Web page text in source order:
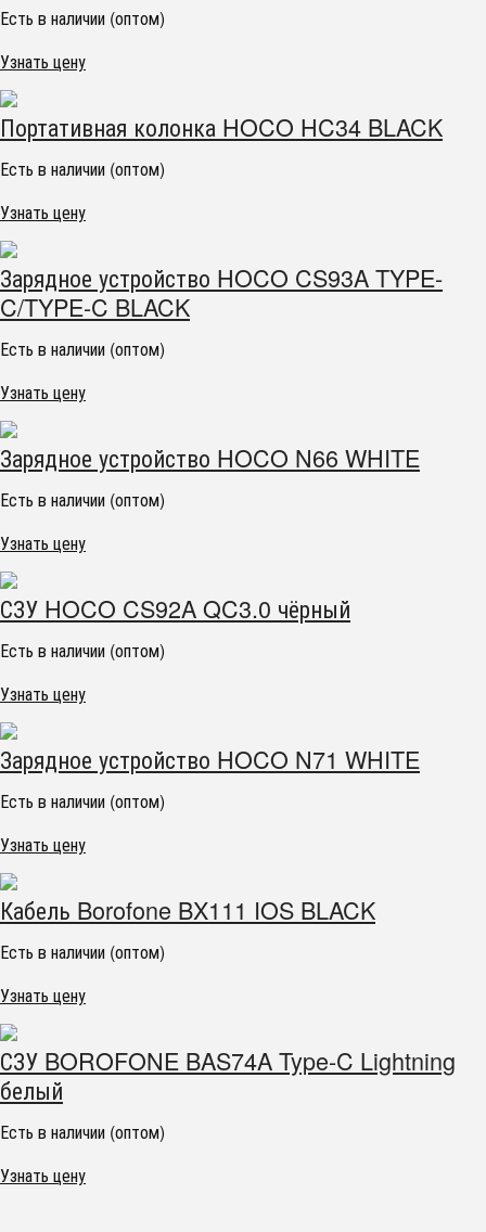
Есть в наличии (оптом)
Узнать цену
Портативная колонка HOCO HC34 BLACK
Есть в наличии (оптом)
Узнать цену
Зарядное устройство HOCO CS93A TYPE-
C/TYPE-C BLACK
Есть в наличии (оптом)
Узнать цену
Зарядное устройство HOCO N66 WHITE
Есть в наличии (оптом)
Узнать цену
СЗУ HOCO CS92A QC3.0 чёрный
Есть в наличии (оптом)
Узнать цену
Зарядное устройство HOCO N71 WHITE
Есть в наличии (оптом)
Узнать цену
Кабель Borofone BX111 IOS BLACK
Есть в наличии (оптом)
Узнать цену
СЗУ BOROFONE BAS74A Type-C Lightning
белый
Есть в наличии (оптом)
Узнать цену